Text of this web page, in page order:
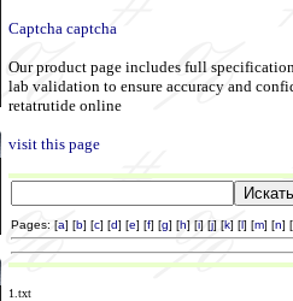
Captcha captcha
Our product page includes full
lab validation to ensure accuracy and
retatrutide online
visit this page
Pages: [a] [b] [c] [d] [e] [f] [g] [h] [i] [j] [k] [l] [m] [n] [
1.txt